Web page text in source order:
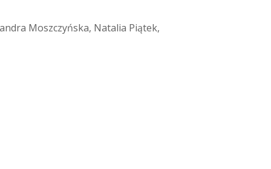
Moszczyńska, Natalia Piątek,